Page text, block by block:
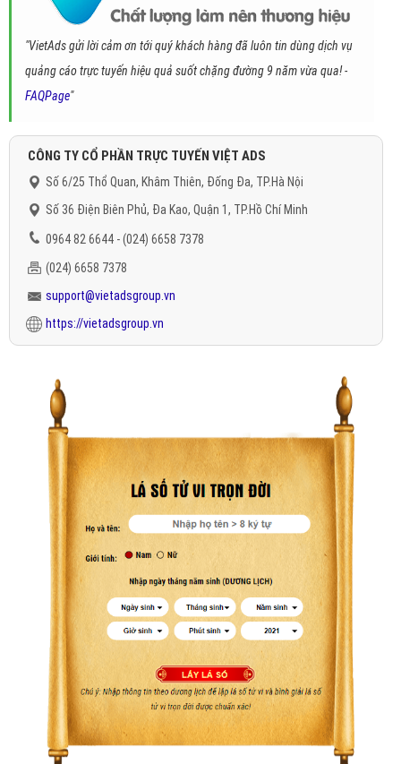
"VietAds gửi lời cảm ơn tới quý khách hàng đã luôn tin dùng dịch vụ
quảng cáo trực tuyến hiệu quả suốt chặng đường 9 năm vừa qua! -
FAQPage"
CÔNG TY CỔ PHẦN TRỰC TUYẾN VIỆT ADS
Số 6/25 Thổ Quan, Khâm Thiên, Đống Đa, TP.Hà Nội
Số 36 Điện Biên Phủ, Đa Kao, Quận 1, TP.Hồ Chí Minh
0964 82 6644 - (024) 6658 7378
(024) 6658 7378
support@vietadsgroup.vn
https://vietadsgroup.vn